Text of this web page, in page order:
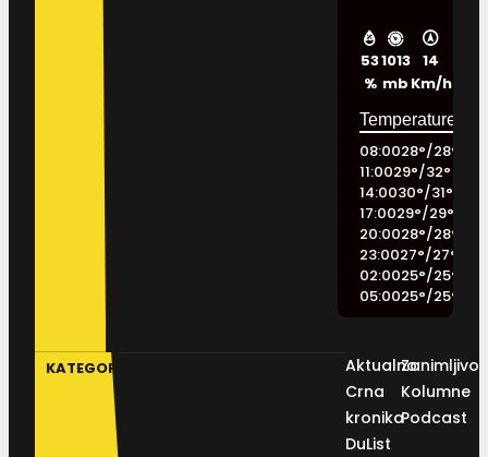
53
%
1013
mb
14
Km/h
08:0028°/28°
11:0029°/32°
14:0030°/31°
17:0029°/29°
20:0028°/28°
23:0027°/27°
02:0025°/25°
05:0025°/25°
KATEGORIJE
Aktualno
Crna
kronika
DuList
Kolumne
Podcast